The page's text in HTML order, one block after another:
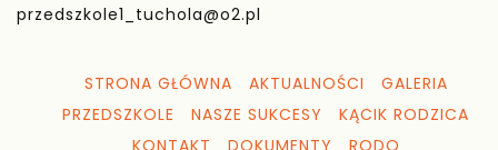
przedszkole1_tuchola@o2.pl
STRONA GŁÓWNA AKTUALNOŚCI
GALERIA
PRZEDSZKOLE
NASZE SUKCESY
KĄCIK RODZICA
KONTAKT
DOKUMENTY
RODO